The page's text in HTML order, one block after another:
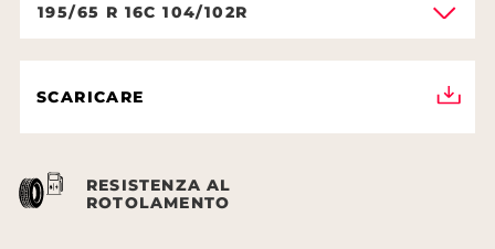
195/65 R 16C 104/102R
SCARICARE
RESISTENZA AL
ROTOLAMENTO